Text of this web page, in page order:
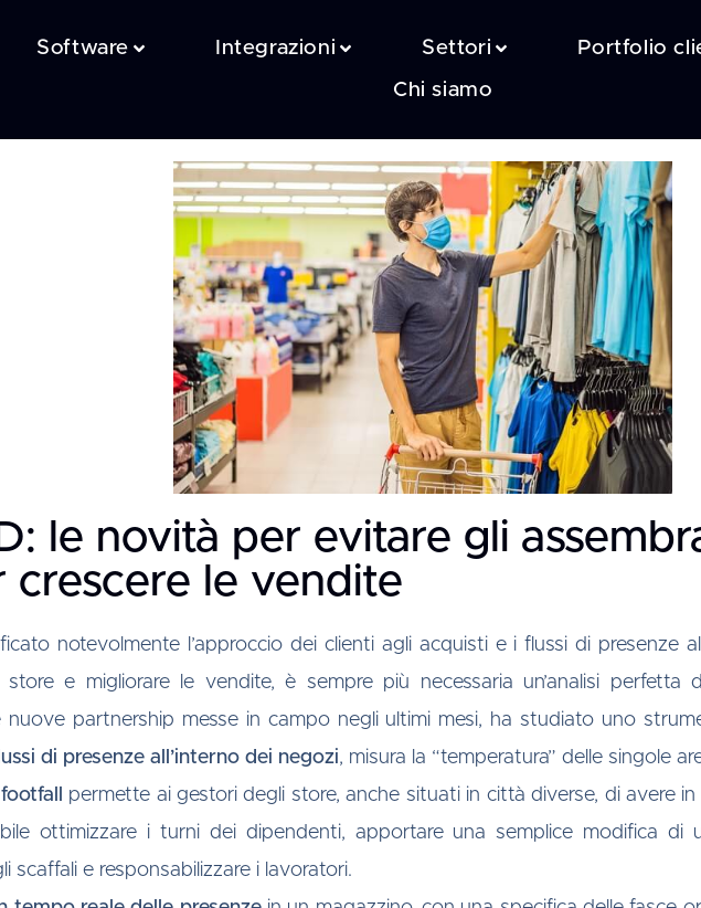
Software Integrazioni Settori Portfolio
Chi siamo
le novità per evitare gli
crescere le vendite
notevolmente l’approccio dei clienti agli acquisti e i flussi di presenze
e migliorare le vendite, è sempre più necessaria un’analisi
nuove partnership messe in campo negli ultimi mesi, ha studiato uno
di presenze all’interno dei negozi, misura la “temperatura” delle singole
footfall
permette ai gestori degli store, anche situati in città diverse, di avere
ottimizzare i turni dei dipendenti, apportare una semplice modifica di
scaffali e responsabilizzare i lavoratori.